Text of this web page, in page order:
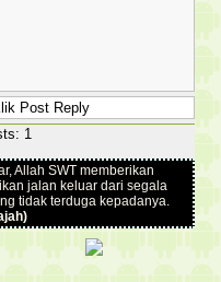
Post Reply
1
Allah SWT memberikan
jalan keluar dari segala
tidak terduga kepadanya.